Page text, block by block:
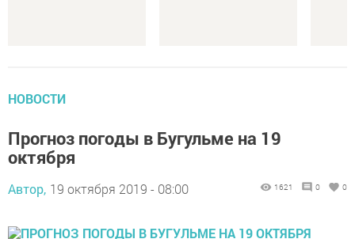
НОВОСТИ
Прогноз погоды в Бугульме на 19
октября
Автор, 19 октября 2019 - 08:00 1621 0 0